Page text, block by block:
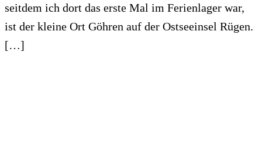
seitdem ich dort das erste Mal im Ferienlager war,
ist der kleine Ort Göhren auf der Ostseeinsel Rügen.
[…]